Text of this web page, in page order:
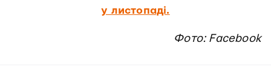
у листопаді.
Фото: Facebook